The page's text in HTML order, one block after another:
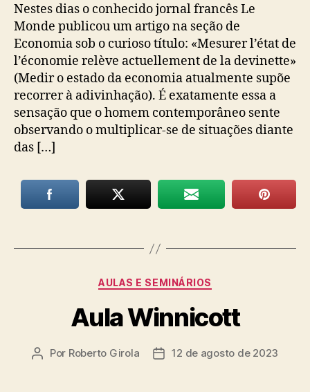
Nestes dias o conhecido jornal francês Le
Monde publicou um artigo na seção de
Economia sob o curioso título: «Mesurer l’état de
l’économie relève actuellement de la devinette»
(Medir o estado da economia atualmente supõe
recorrer à adivinhação). É exatamente essa a
sensação que o homem contemporâneo sente
observando o multiplicar-se de situações diante
das […]
Categorias
AULAS E SEMINÁRIOS
Aula Winnicott
Autor
Por Roberto Girola
Data12 de agosto de 2023